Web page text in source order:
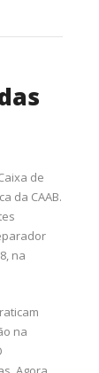
de
da CAAB.
na
na